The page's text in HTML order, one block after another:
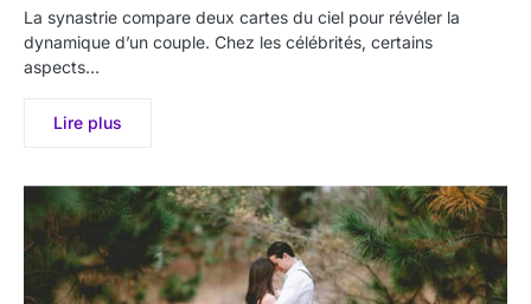
La synastrie compare deux cartes du ciel pour révéler la
dynamique d’un couple. Chez les célébrités, certains
aspects…
Lire plus